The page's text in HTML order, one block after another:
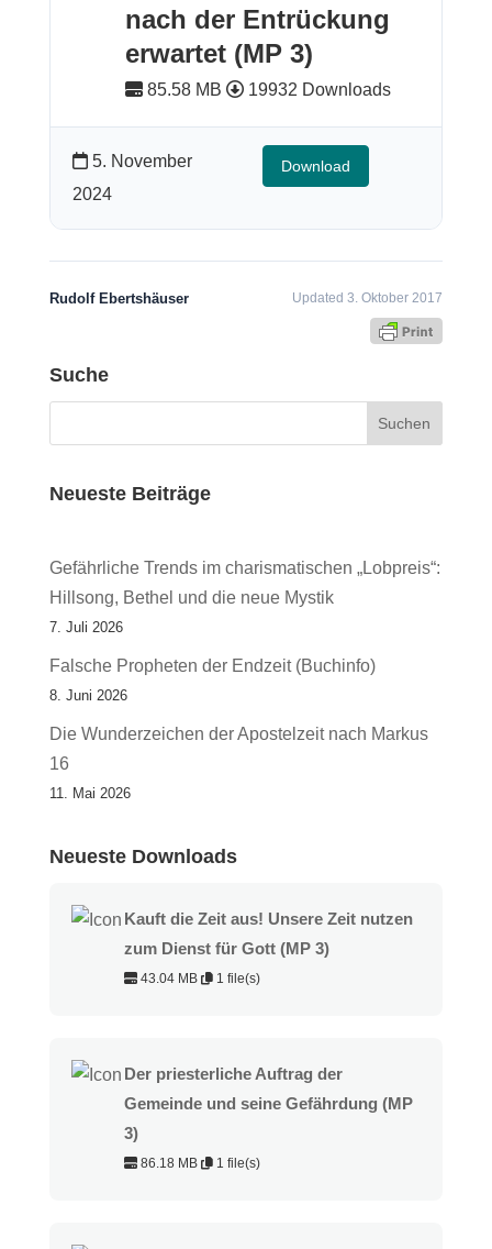
nach der Entrückung
erwartet (MP 3)
85.58 MB 19932 Downloads
5. November
2024
Download
Rudolf Ebertshäuser Updated 3. Oktober 2017
Suche
Neueste Beiträge
Gefährliche Trends im charismatischen „Lobpreis“:
Hillsong, Bethel und die neue Mystik
7. Juli 2026
Falsche Propheten der Endzeit (Buchinfo)
8. Juni 2026
Die Wunderzeichen der Apostelzeit nach Markus
16
11. Mai 2026
Neueste Downloads
Kauft die Zeit aus! Unsere Zeit nutzen
zum Dienst für Gott (MP 3)
43.04 MB 1 file(s)
Der priesterliche Auftrag der
Gemeinde und seine Gefährdung (MP
3)
86.18 MB 1 file(s)